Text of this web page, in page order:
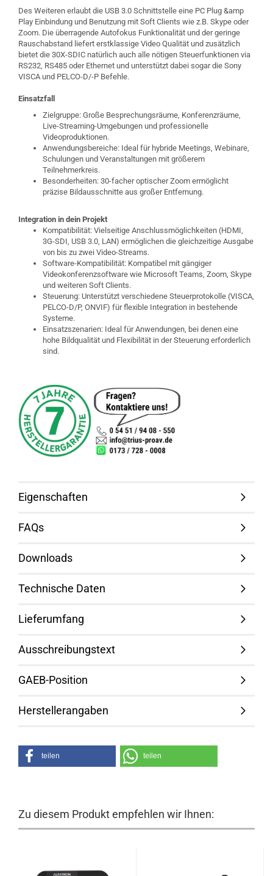
Des Weiteren erlaubt die USB 3.0 Schnittstelle eine PC Plug &amp
Play Einbindung und Benutzung mit Soft Clients wie z.B. Skype oder
Zoom. Die überragende Autofokus Funktionalität und der geringe
Rauschabstand liefert erstklassige Video Qualität und zusätzlich
bietet die 30X-SDIC natürlich auch alle nötigen Steuerfunktionen via
RS232, RS485 oder Ethernet und unterstützt dabei sogar die Sony
VISCA und PELCO-D/-P Befehle.
Einsatzfall
Zielgruppe: Große Besprechungsräume, Konferenzräume,
Live-Streaming-Umgebungen und professionelle
Videoproduktionen.
Anwendungsbereiche: Ideal für hybride Meetings, Webinare,
Schulungen und Veranstaltungen mit größerem
Teilnehmerkreis.
Besonderheiten: 30-facher optischer Zoom ermöglicht
präzise Bildausschnitte aus großer Entfernung.
Integration in dein Projekt
Kompatibilität: Vielseitige Anschlussmöglichkeiten (HDMI,
3G-SDI, USB 3.0, LAN) ermöglichen die gleichzeitige Ausgabe
von bis zu zwei Video-Streams.
Software-Kompatibilität: Kompatibel mit gängiger
Videokonferenzsoftware wie Microsoft Teams, Zoom, Skype
und weiteren Soft Clients.
Steuerung: Unterstützt verschiedene Steuerprotokolle (VISCA,
PELCO-D/P, ONVIF) für flexible Integration in bestehende
Systeme.
Einsatzszenarien: Ideal für Anwendungen, bei denen eine
hohe Bildqualität und Flexibilität in der Steuerung erforderlich
sind.
Eigenschaften
FAQs
Downloads
Technische Daten
Lieferumfang
Ausschreibungstext
GAEB-Position
Herstellerangaben
teilen teilen
Zu diesem Produkt empfehlen wir Ihnen: